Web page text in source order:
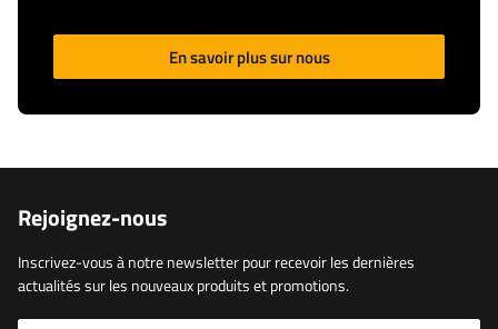
En savoir plus sur nous
Rejoignez-nous
Inscrivez-vous à notre newsletter pour recevoir les dernières
actualités sur les nouveaux produits et promotions.